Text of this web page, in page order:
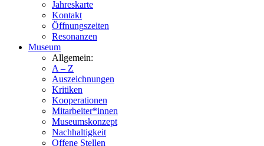
Jahreskarte
Kontakt
Öffnungszeiten
Resonanzen
Museum
Allgemein:
A – Z
Auszeichnungen
Kritiken
Kooperationen
Mitarbeiter*innen
Museumskonzept
Nachhaltigkeit
Offene Stellen